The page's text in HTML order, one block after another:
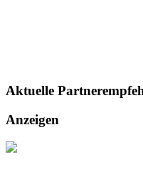
Aktuelle
Anzeigen